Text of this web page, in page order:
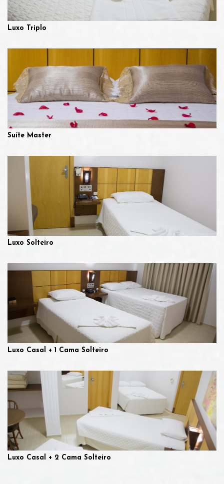
Luxo Triplo
Suíte Master
Luxo Solteiro
Luxo Casal + 1 Cama Solteiro
Luxo Casal + 2 Cama Solteiro